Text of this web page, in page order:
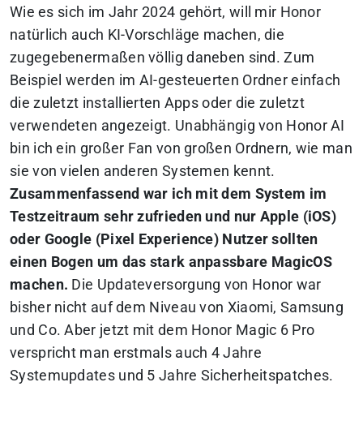
Wie es sich im Jahr 2024 gehört, will mir Honor
natürlich auch KI-Vorschläge machen, die
zugegebenermaßen völlig daneben sind. Zum
Beispiel werden im AI-gesteuerten Ordner einfach
die zuletzt installierten Apps oder die zuletzt
verwendeten angezeigt. Unabhängig von Honor AI
bin ich ein großer Fan von großen Ordnern, wie man
sie von vielen anderen Systemen kennt.
Zusammenfassend war ich mit dem System im
Testzeitraum sehr zufrieden und nur Apple (iOS)
oder Google (Pixel Experience) Nutzer sollten
einen Bogen um das stark anpassbare MagicOS
machen. Die Updateversorgung von Honor war
bisher nicht auf dem Niveau von Xiaomi, Samsung
und Co. Aber jetzt mit dem Honor Magic 6 Pro
verspricht man erstmals auch 4 Jahre
Systemupdates und 5 Jahre Sicherheitspatches.